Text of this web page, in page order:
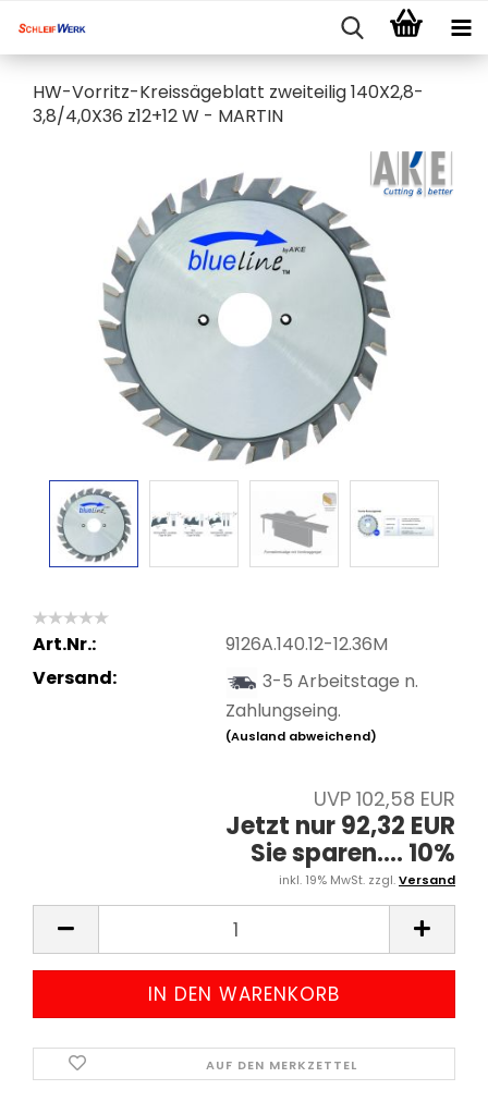
HW-Vorritz-Kreissägeblatt zweiteilig 140X2,8-
3,8/4,0X36 z12+12 W - MARTIN
Art.Nr.:
9126A.140.12-12.36M
Versand:
3-5 Arbeitstage n.
Zahlungseing.
(Ausland abweichend)
UVP 102,58 EUR
Jetzt nur 92,32 EUR
Sie sparen.... 10%
inkl. 19% MwSt. zzgl.Versand
AUF DEN MERKZETTEL